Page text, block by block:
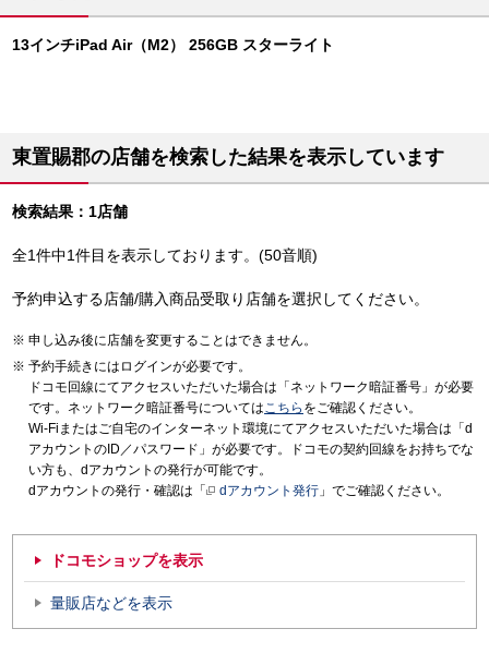
13インチiPad Air（M2） 256GB スターライト
東置賜郡の店舗を検索した結果を表示しています
検索結果：1店舗
全1件中1件目を表示しております。(50音順)
予約申込する店舗/購入商品受取り店舗を選択してください。
申し込み後に店舗を変更することはできません。
予約手続きにはログインが必要です。
ドコモ回線にてアクセスいただいた場合は「ネットワーク暗証番号」が必要
です。ネットワーク暗証番号についてはこちら をご確認ください。
Wi-Fiまたはご自宅のインターネット環境にてアクセスいただいた場合は「d
アカウントのID／パスワード」が必要です。ドコモの契約回線をお持ちでな
い方も、dアカウントの発行が可能です。
dアカウントの発行・確認は「
dアカウント発行 」でご確認ください。
ドコモショップを表示
量販店などを表示